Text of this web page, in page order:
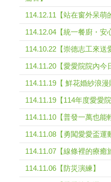
114.12.11【站在窗外呆萌
114.12.04【統一餐廚・安
114.10.22【崇德志工來送
114.11.20【愛愛院院內今
114.11.19【 鮮花婚紗浪漫
114.11.19【114年度愛愛
114.11.10【普發一萬也能
114.11.08【勇闖愛愛盃運
114.11.07【線條裡的療癒
114.11.06【防災演練】